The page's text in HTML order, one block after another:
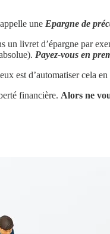
une Epargne de
un livret d’épargne par
Payez-vous en
est d’automatiser cela
financière. Alors ne